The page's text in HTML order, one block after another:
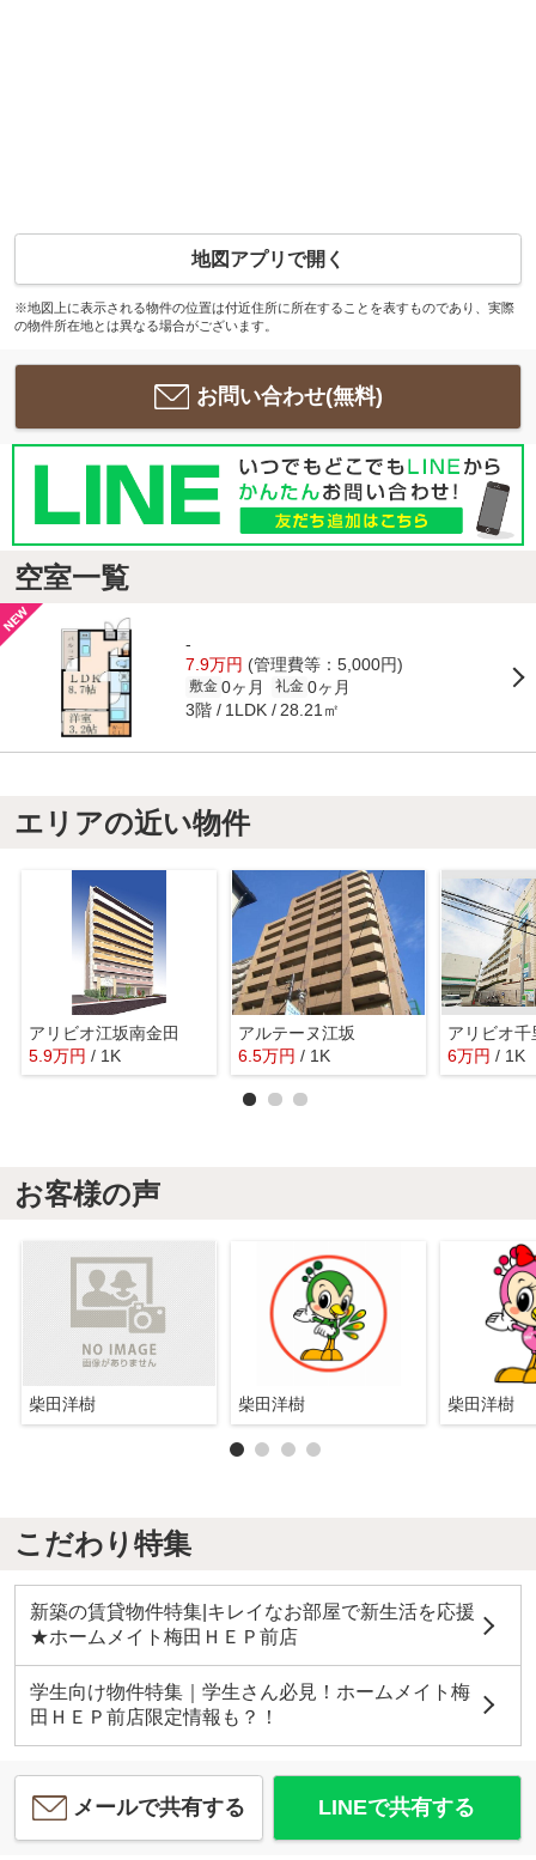
地図アプリで開く
※地図上に表示される物件の位置は付近住所に所在することを表すものであり、実際
の物件所在地とは異なる場合がございます。
お問い合わせ(無料)
空室一覧
-
7.9万円 (管理費等：5,000円)
敷金 0ヶ月 礼金 0ヶ月
3階 1LDK 28.21㎡
エリアの近い物件
アリビオ江坂南金田
5.9万円 / 1K
アルテーヌ江坂
6.5万円 / 1K
アリビオ千
6万円 / 1K
お客様の声
柴田洋樹 柴田洋樹 柴田洋樹
こだわり特集
新築の賃貸物件特集|キレイなお部屋で新生活を応援
★ホームメイト梅田ＨＥＰ前店
学生向け物件特集｜学生さん必見！ホームメイト梅
田ＨＥＰ前店限定情報も？！
メールで共有する LINEで共有する